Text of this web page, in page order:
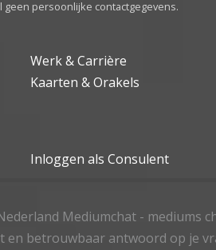
persoonlijke contactgegevens.
Werk & Carrière
Kaarten & Orakels
Inloggen als Consulent
Mediumchat - mediums
en betrouwbaar antwoord op je